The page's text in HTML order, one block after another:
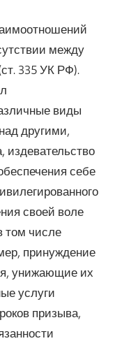
между
335 УК РФ).
виды
другими,
издевательство
себе
своей воле
том числе
принуждение
унижающие их
услуги
призыва,